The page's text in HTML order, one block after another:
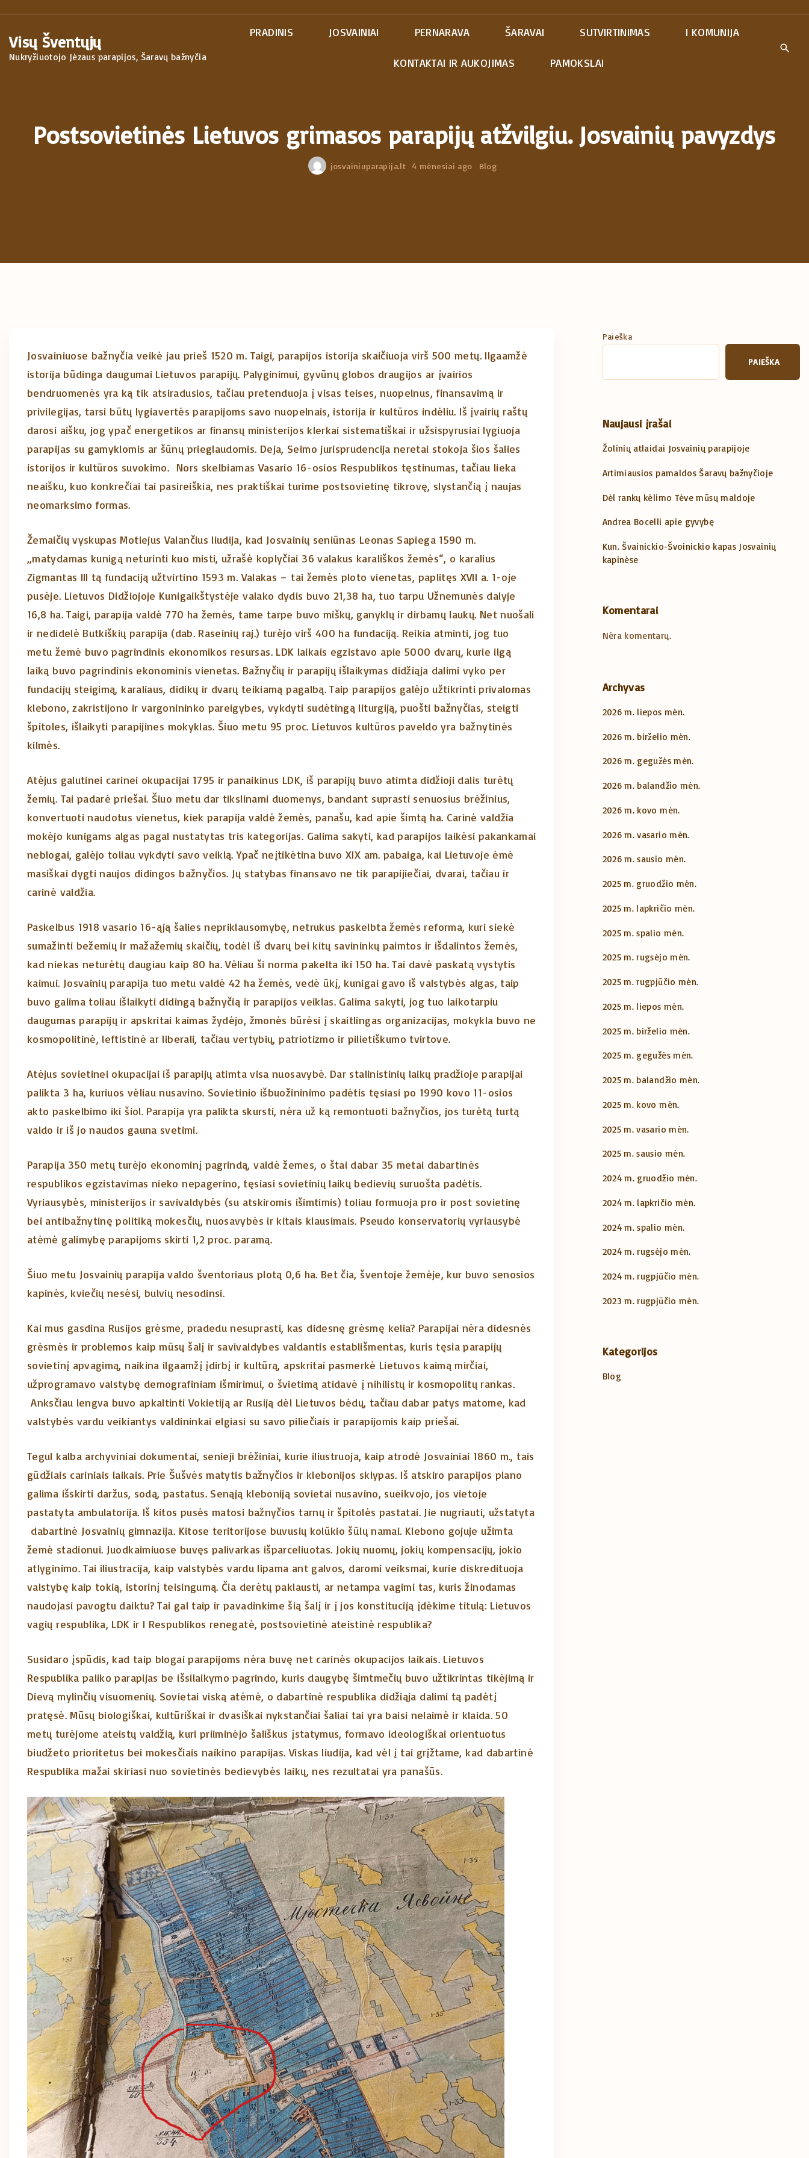
Visų Šventųjų
Nukryžiuotojo Jėzaus parapijos, Šaravų bažnyčia
PRADINIS JOSVAINIAI PERNARAVA ŠARAVAI SUTVIRTINIMAS I KOMUNIJA
KONTAKTAI IR AUKOJIMAS PAMOKSLAI
Postsovietinės Lietuvos grimasos parapijų atžvilgiu. Josvainių pavyzdys
josvainiuparapija.lt 4 mėnesiai ago Blog
Josvainiuose bažnyčia veikė jau prieš 1520 m. Taigi, parapijos istorija skaičiuoja virš 500 metų. Ilgaamžė
istorija būdinga daugumai Lietuvos parapijų. Palyginimui, gyvūnų globos draugijos ar įvairios
bendruomenės yra ką tik atsiradusios, tačiau pretenduoja į visas teises, nuopelnus, finansavimą ir
privilegijas, tarsi būtų lygiavertės parapijoms savo nuopelnais, istorija ir kultūros indėliu. Iš įvairių raštų
darosi aišku, jog ypač energetikos ar finansų ministerijos klerkai sistematiškai ir užsispyrusiai lygiuoja
parapijas su gamyklomis ar šūnų prieglaudomis. Deja, Seimo jurisprudencija neretai stokoja šios šalies
istorijos ir kultūros suvokimo. Nors skelbiamas Vasario 16-osios Respublikos tęstinumas, tačiau lieka
neaišku, kuo konkrečiai tai pasireiškia, nes praktiškai turime postsovietinę tikrovę, slystančią į naujas
neomarksimo formas.
Žemaičių vyskupas Motiejus Valančius liudija, kad Josvainių seniūnas Leonas Sapiega 1590 m.
„matydamas kunigą neturinti kuo misti, užrašė koplyčiai 36 valakus karališkos žemės“, o karalius
Zigmantas III tą fundaciją užtvirtino 1593 m. Valakas – tai žemės ploto vienetas, paplitęs XVII a. 1-oje
pusėje. Lietuvos Didžiojoje Kunigaikštystėje valako dydis buvo 21,38 ha, tuo tarpu Užnemunės dalyje
16,8 ha. Taigi, parapija valdė 770 ha žemės, tame tarpe buvo miškų, ganyklų ir dirbamų laukų. Net nuošali
ir nedidelė Butkiškių parapija (dab. Raseinių raj.) turėjo virš 400 ha fundaciją. Reikia atminti, jog tuo
metu žemė buvo pagrindinis ekonomikos resursas. LDK laikais egzistavo apie 5000 dvarų, kurie ilgą
laiką buvo pagrindinis ekonominis vienetas. Bažnyčių ir parapijų išlaikymas didžiąja dalimi vyko per
fundacijų steigimą, karaliaus, didikų ir dvarų teikiamą pagalbą. Taip parapijos galėjo užtikrinti privalomas
klebono, zakristijono ir vargonininko pareigybes, vykdyti sudėtingą liturgiją, puošti bažnyčias, steigti
špitoles, išlaikyti parapijines mokyklas. Šiuo metu 95 proc. Lietuvos kultūros paveldo yra bažnytinės
kilmės.
Atėjus galutinei carinei okupacijai 1795 ir panaikinus LDK, iš parapijų buvo atimta didžioji dalis turėtų
žemių. Tai padarė priešai. Šiuo metu dar tikslinami duomenys, bandant suprasti senuosius brėžinius,
konvertuoti naudotus vienetus, kiek parapija valdė žemės, panašu, kad apie šimtą ha. Carinė valdžia
mokėjo kunigams algas pagal nustatytas tris kategorijas. Galima sakyti, kad parapijos laikėsi pakankamai
neblogai, galėjo toliau vykdyti savo veiklą. Ypač neįtikėtina buvo XIX am. pabaiga, kai Lietuvoje ėmė
masiškai dygti naujos didingos bažnyčios. Jų statybas finansavo ne tik parapijiečiai, dvarai, tačiau ir
carinė valdžia.
Paskelbus 1918 vasario 16-ąją šalies nepriklausomybę, netrukus paskelbta žemės reforma, kuri siekė
sumažinti bežemių ir mažažemių skaičių, todėl iš dvarų bei kitų savininkų paimtos ir išdalintos žemės,
kad niekas neturėtų daugiau kaip 80 ha. Vėliau ši norma pakelta iki 150 ha. Tai davė paskatą vystytis
kaimui. Josvainių parapija tuo metu valdė 42 ha žemės, vedė ūkį, kunigai gavo iš valstybės algas, taip
buvo galima toliau išlaikyti didingą bažnyčią ir parapijos veiklas. Galima sakyti, jog tuo laikotarpiu
daugumas parapijų ir apskritai kaimas žydėjo, žmonės būrėsi į skaitlingas organizacijas, mokykla buvo ne
kosmopolitinė, leftistinė ar liberali, tačiau vertybių, patriotizmo ir pilietiškumo tvirtove.
Atėjus sovietinei okupacijai iš parapijų atimta visa nuosavybė. Dar stalinistinių laikų pradžioje parapijai
palikta 3 ha, kuriuos vėliau nusavino. Sovietinio išbuožininimo padėtis tęsiasi po 1990 kovo 11-osios
akto paskelbimo iki šiol. Parapija yra palikta skursti, nėra už ką remontuoti bažnyčios, jos turėtą turtą
valdo ir iš jo naudos gauna svetimi.
Parapija 350 metų turėjo ekonominį pagrindą, valdė žemes, o štai dabar 35 metai dabartinės
respublikos egzistavimas nieko nepagerino, tęsiasi sovietinių laikų bedievių suruošta padėtis.
Vyriausybės, ministerijos ir savivaldybės (su atskiromis išimtimis) toliau formuoja pro ir post sovietinę
bei antibažnytinę politiką mokesčių, nuosavybės ir kitais klausimais. Pseudo konservatorių vyriausybė
atėmė galimybę parapijoms skirti 1,2 proc. paramą.
Šiuo metu Josvainių parapija valdo šventoriaus plotą 0,6 ha. Bet čia, šventoje žemėje, kur buvo senosios
kapinės, kviečių nesėsi, bulvių nesodinsi.
Kai mus gasdina Rusijos grėsme, pradedu nesuprasti, kas didesnę grėsmę kelia? Parapijai nėra didesnės
grėsmės ir problemos kaip mūsų šalį ir savivaldybes valdantis establišmentas, kuris tęsia parapijų
sovietinį apvagimą, naikina ilgaamžį įdirbį ir kultūrą, apskritai pasmerkė Lietuvos kaimą mirčiai,
užprogramavo valstybę demografiniam išmirimui, o švietimą atidavė į nihilistų ir kosmopolitų rankas.
Anksčiau lengva buvo apkaltinti Vokietiją ar Rusiją dėl Lietuvos bėdų, tačiau dabar patys matome, kad
valstybės vardu veikiantys valdininkai elgiasi su savo piliečiais ir parapijomis kaip priešai.
Tegul kalba archyviniai dokumentai, senieji brėžiniai, kurie iliustruoja, kaip atrodė Josvainiai 1860 m., tais
gūdžiais cariniais laikais. Prie Šušvės matytis bažnyčios ir klebonijos sklypas. Iš atskiro parapijos plano
galima išskirti daržus, sodą, pastatus. Senąją kleboniją sovietai nusavino, sueikvojo, jos vietoje
pastatyta ambulatorija. Iš kitos pusės matosi bažnyčios tarnų ir špitolės pastatai. Jie nugriauti, užstatyta
dabartinė Josvainių gimnazija. Kitose teritorijose buvusių kolūkio šūlų namai. Klebono gojuje užimta
žemė stadionui. Juodkaimiuose buvęs palivarkas išparceliuotas. Jokių nuomų, jokių kompensacijų, jokio
atlyginimo. Tai iliustracija, kaip valstybės vardu lipama ant galvos, daromi veiksmai, kurie diskredituoja
valstybę kaip tokią, istorinį teisingumą. Čia derėtų paklausti, ar netampa vagimi tas, kuris žinodamas
naudojasi pavogtu daiktu? Tai gal taip ir pavadinkime šią šalį ir į jos konstituciją įdėkime titulą: Lietuvos
vagių respublika, LDK ir I Respublikos renegatė, postsovietinė ateistinė respublika?
Susidaro įspūdis, kad taip blogai parapijoms nėra buvę net carinės okupacijos laikais. Lietuvos
Respublika paliko parapijas be išsilaikymo pagrindo, kuris daugybę šimtmečių buvo užtikrintas tikėjimą ir
Dievą mylinčių visuomenių. Sovietai viską atėmė, o dabartinė respublika didžiąja dalimi tą padėtį
pratęsė. Mūsų biologiškai, kultūriškai ir dvasiškai nykstančiai šaliai tai yra baisi nelaimė ir klaida. 50
metų turėjome ateistų valdžią, kuri priiminėjo šališkus įstatymus, formavo ideologiškai orientuotus
biudžeto prioritetus bei mokesčiais naikino parapijas. Viskas liudija, kad vėl į tai grįžtame, kad dabartinė
Respublika mažai skiriasi nuo sovietinės bedievybės laikų, nes rezultatai yra panašūs.
Paieška
PAIEŠKA
Naujausi įrašai
Žolinių atlaidai Josvainių parapijoje
Artimiausios pamaldos Šaravų bažnyčioje
Dėl rankų kėlimo Tėve mūsų maldoje
Andrea Bocelli apie gyvybę
Kun. Švainickio-Švoinickio kapas Josvainių
kapinėse
Komentarai
Nėra komentarų.
Archyvas
2026 m. liepos mėn.
2026 m. birželio mėn.
2026 m. gegužės mėn.
2026 m. balandžio mėn.
2026 m. kovo mėn.
2026 m. vasario mėn.
2026 m. sausio mėn.
2025 m. gruodžio mėn.
2025 m. lapkričio mėn.
2025 m. spalio mėn.
2025 m. rugsėjo mėn.
2025 m. rugpjūčio mėn.
2025 m. liepos mėn.
2025 m. birželio mėn.
2025 m. gegužės mėn.
2025 m. balandžio mėn.
2025 m. kovo mėn.
2025 m. vasario mėn.
2025 m. sausio mėn.
2024 m. gruodžio mėn.
2024 m. lapkričio mėn.
2024 m. spalio mėn.
2024 m. rugsėjo mėn.
2024 m. rugpjūčio mėn.
2023 m. rugpjūčio mėn.
Kategorijos
Blog